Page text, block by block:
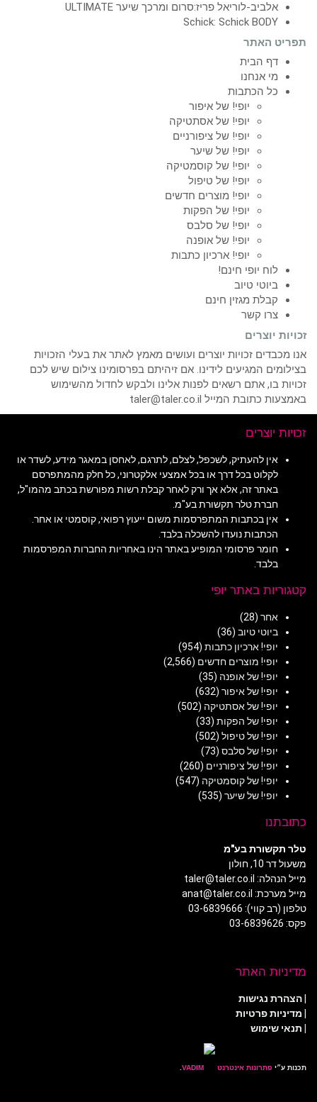
אלביב-לוריאל פריז:סרום ומרכך שיער ULTIMATE
Schick: Schick BODY
תפריט האתר
דף הבית
מי אנחנו
כל הכתבות
יופי! של איפור
יופי! של אסתטיקה
יופי! של ציפורניים
יופי! של שיער
יופי! של קוסמטיקה
יופי! של טיפול
יופי! מוצרים חדשים
יופי! של הפקות
יופי! של סלבס
יופי! של אופנה
יופי! ארכיון כתבות
לוח יופי חינם!
ביוטי טיוב
קבלת מגזין חינם
צרו קשר
זכויות יוצרים
אנו מכבדים זכויות יוצרים ועושים מאמץ לאתר את בעלי הזכויות
בצילומים המגיעים לידינו. אם זיהיתם בפרסומינו צילום שיש לכם
זכויות בו, אתם רשאים לפנות אלינו ולבקש לחדול מהשימוש
באמצעות כתובת המייל taler@taler.co.il
זכויות יוצרים
אין להעתיק, לשכפל, לצלם, לתרגם, לאחסן במאגר מידע, לשדר או
לקלוט בכל דרך או בכל אמצעי אלקטרוני, כל חלק מהמתפרסם
באתר זה, אלא אך ורק לאחר קבלת רשות מפורשת בכתב מהמו"ל,
חברת טלר תקשורת בע"מ.
אין בכתבות המתפרסמות משום ייעוץ רפואי, קוסמטי או אחר.
הכתבות נועדו להשכלה בלבד.
חומר פרסומי המופיע באתר הינו באחריות החברות המפרסמות
בלבד.
קטגוריות באתר יופי
אחר (28)
ביוטי טיוב (36)
יופי! ארכיון כתבות (954)
יופי! מוצרים חדשים (2,566)
יופי! של אופנה (35)
יופי! של איפור (632)
יופי! של אסתטיקה (502)
יופי! של הפקות (33)
יופי! של טיפול (502)
יופי! של סלבס (73)
יופי! של ציפורניים (260)
יופי! של קוסמטיקה (547)
יופי! של שיער (535)
כתובתנו
טלר תקשורת בע"מ
משעול דר 10, חולון
מייל הנהלה: taler@taler.co.il
מייל מערכת: anat@taler.co.il
טלפון (רב קווי): 03-6839666
פקס: 03-6839626
מדיניות האתר
הצהרת נגישות
מדיניות פרטיות
| תנאי שימוש
תכנות ע״י פתרונות אינטרנט